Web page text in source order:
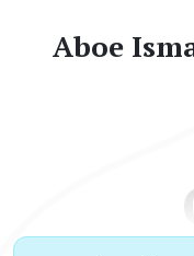
Aboe